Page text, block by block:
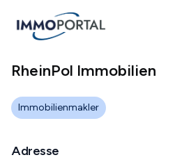
RheinPol Immobilien
Immobilienmakler
Adresse